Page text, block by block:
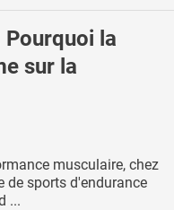
Pourquoi la
sur la
musculaire, chez
de sports d'endurance
...